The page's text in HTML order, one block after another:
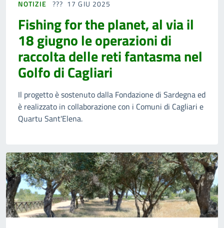
NOTIZIE 17 GIU 2025
Fishing for the planet, al via il
18 giugno le operazioni di
raccolta delle reti fantasma nel
Golfo di Cagliari
Il progetto è sostenuto dalla Fondazione di Sardegna ed
è realizzato in collaborazione con i Comuni di Cagliari e
Quartu Sant'Elena.